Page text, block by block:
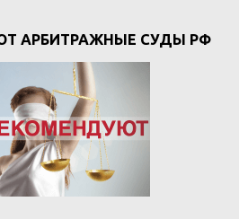
АРБИТРАЖНЫЕ СУДЫ РФ